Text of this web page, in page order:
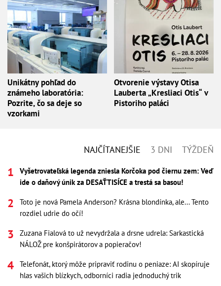
Unikátny pohľad do
známeho laboratória:
Pozrite, čo sa deje so
vzorkami
Otvorenie výstavy Otisa
Lauberta „Kresliaci Otis“ v
Pistoriho paláci
NAJČÍTANEJŠIE 3 DNI TÝŽDEŇ
Vyšetrovateľská legenda zniesla Korčoka pod čiernu zem: Veď
ide o daňový únik za DESAŤTISÍCE a trestá sa basou!
Toto je nová Pamela Anderson? Krásna blondínka, ale... Tento
rozdiel udrie do očí!
Zuzana Fialová to už nevydržala a drsne udrela: Sarkastická
NÁLOŽ pre konšpirátorov a popieračov!
Telefonát, ktorý môže pripraviť rodinu o peniaze: AI skopíruje
hlas vašich blízkych, odborníci radia jednoduchý trik